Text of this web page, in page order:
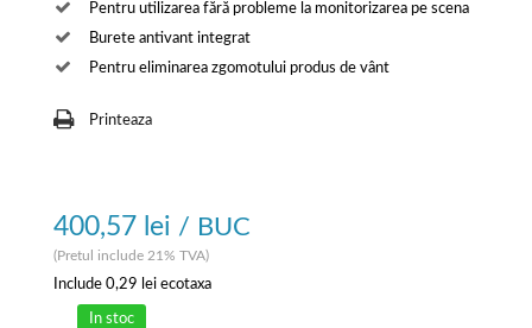
Pentru utilizarea fără probleme la monitorizarea pe scena
Burete antivant integrat
Pentru eliminarea zgomotului produs de vânt
Printeaza
400,57 lei / BUC
(Pretul include 21% TVA)
Include 0,29 lei ecotaxa
In stoc